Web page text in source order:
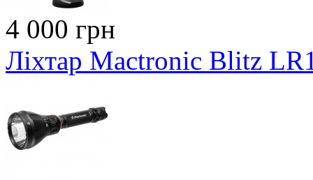
4 000 грн
Ліхтар Mactronic Blitz